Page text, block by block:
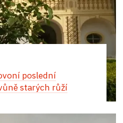
poslední
starých růží